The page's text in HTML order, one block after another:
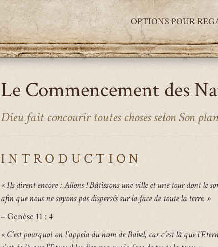
OPTIONS POUR
Le Commencement des
Dieu fait concourir toutes choses selon Son plan
INTRODUCTION
« Ils dirent encore : Allons ! Bâtissons une ville et une tour dont le
afin que nous ne soyons pas dispersés sur la face de toute la terre. »
– Genèse 11 : 4
« C’est pourquoi on l’appela du nom de Babel, car c’est là que